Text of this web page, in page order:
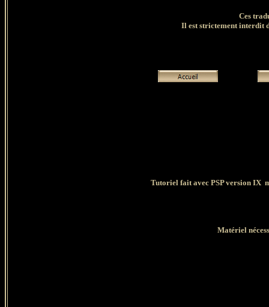
Ces
Il est strictement interdit
Tutoriel fait avec PSP version IX
Matériel